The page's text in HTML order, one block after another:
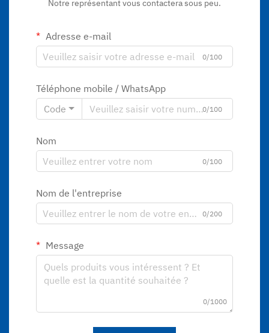
Notre représentant vous contactera sous peu.
Adresse e-mail
0/100
Téléphone mobile / WhatsApp
Code
0/100
Nom
0/100
Nom de l'entreprise
0/200
Message
0/1000